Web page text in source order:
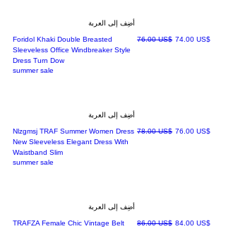
أضِف إلى العربة
Foridol Khaki Double Breasted
Sleeveless Office Windbreaker Style
Dress Turn Dow
سعر عادي
‏76.00 US$ سعر البيع‏74.00 US$
summer sale
أضِف إلى العربة
Nlzgmsj TRAF Summer Women Dress
New Sleeveless Elegant Dress With
Waistband Slim
سعر عادي
‏78.00 US$ سعر البيع‏76.00 US$
summer sale
أضِف إلى العربة
TRAFZA Female Chic Vintage Belt
سعر عادي
‏86.00 US$ سعر البيع‏84.00 US$